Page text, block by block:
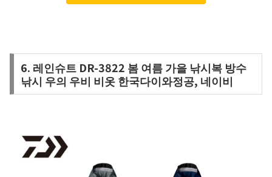
6. 레인슈트 DR-3822 봄 여름 가을 낚시복 방수
낚시 우의 우비 비옷 한국다이와정공, 네이비